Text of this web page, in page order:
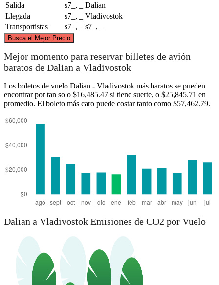
Salida
s7_, _
Dalian
Llegada
s7_, _
Vladivostok
Transportistas
s7_, _ s7_, _
Busca el Mejor Precio
Dalian
Vladivostok
Mejor momento para reservar billetes de avión
baratos de Dalian a Vladivostok
Los boletos de vuelo Dalian - Vladivostok más baratos se pueden
encontrar por tan solo $16,485.47 si tiene suerte, o $25,845.71 en
promedio. El boleto más caro puede costar tanto como $57,462.79.
Dalian a Vladivostok Emisiones de CO2 por Vuelo